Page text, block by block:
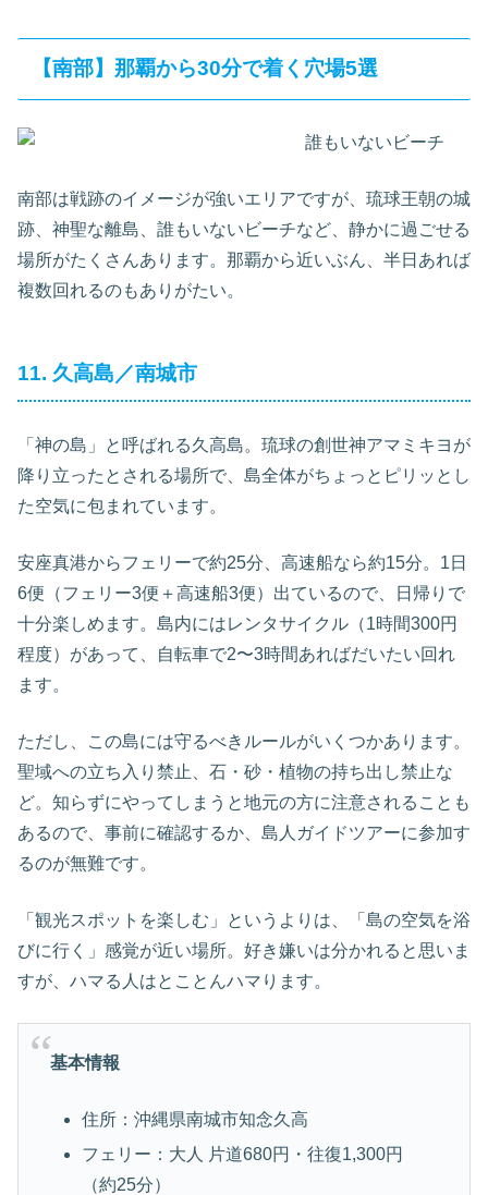
【南部】那覇から30分で着く穴場5選
南部は戦跡のイメージが強いエリアですが、琉球王朝の城
跡、神聖な離島、誰もいないビーチなど、静かに過ごせる
場所がたくさんあります。那覇から近いぶん、半日あれば
複数回れるのもありがたい。
11. 久高島／南城市
「神の島」と呼ばれる久高島。琉球の創世神アマミキヨが
降り立ったとされる場所で、島全体がちょっとピリッとし
た空気に包まれています。
安座真港からフェリーで約25分、高速船なら約15分。1日
6便（フェリー3便＋高速船3便）出ているので、日帰りで
十分楽しめます。島内にはレンタサイクル（1時間300円
程度）があって、自転車で2〜3時間あればだいたい回れ
ます。
ただし、この島には守るべきルールがいくつかあります。
聖域への立ち入り禁止、石・砂・植物の持ち出し禁止な
ど。知らずにやってしまうと地元の方に注意されることも
あるので、事前に確認するか、島人ガイドツアーに参加す
るのが無難です。
「観光スポットを楽しむ」というよりは、「島の空気を浴
びに行く」感覚が近い場所。好き嫌いは分かれると思いま
すが、ハマる人はとことんハマります。
基本情報
住所：沖縄県南城市知念久高
フェリー：大人 片道680円・往復1,300円
（約25分）